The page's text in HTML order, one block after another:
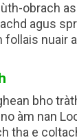
obrach
agus
nuair
bho
àm nan
tha e